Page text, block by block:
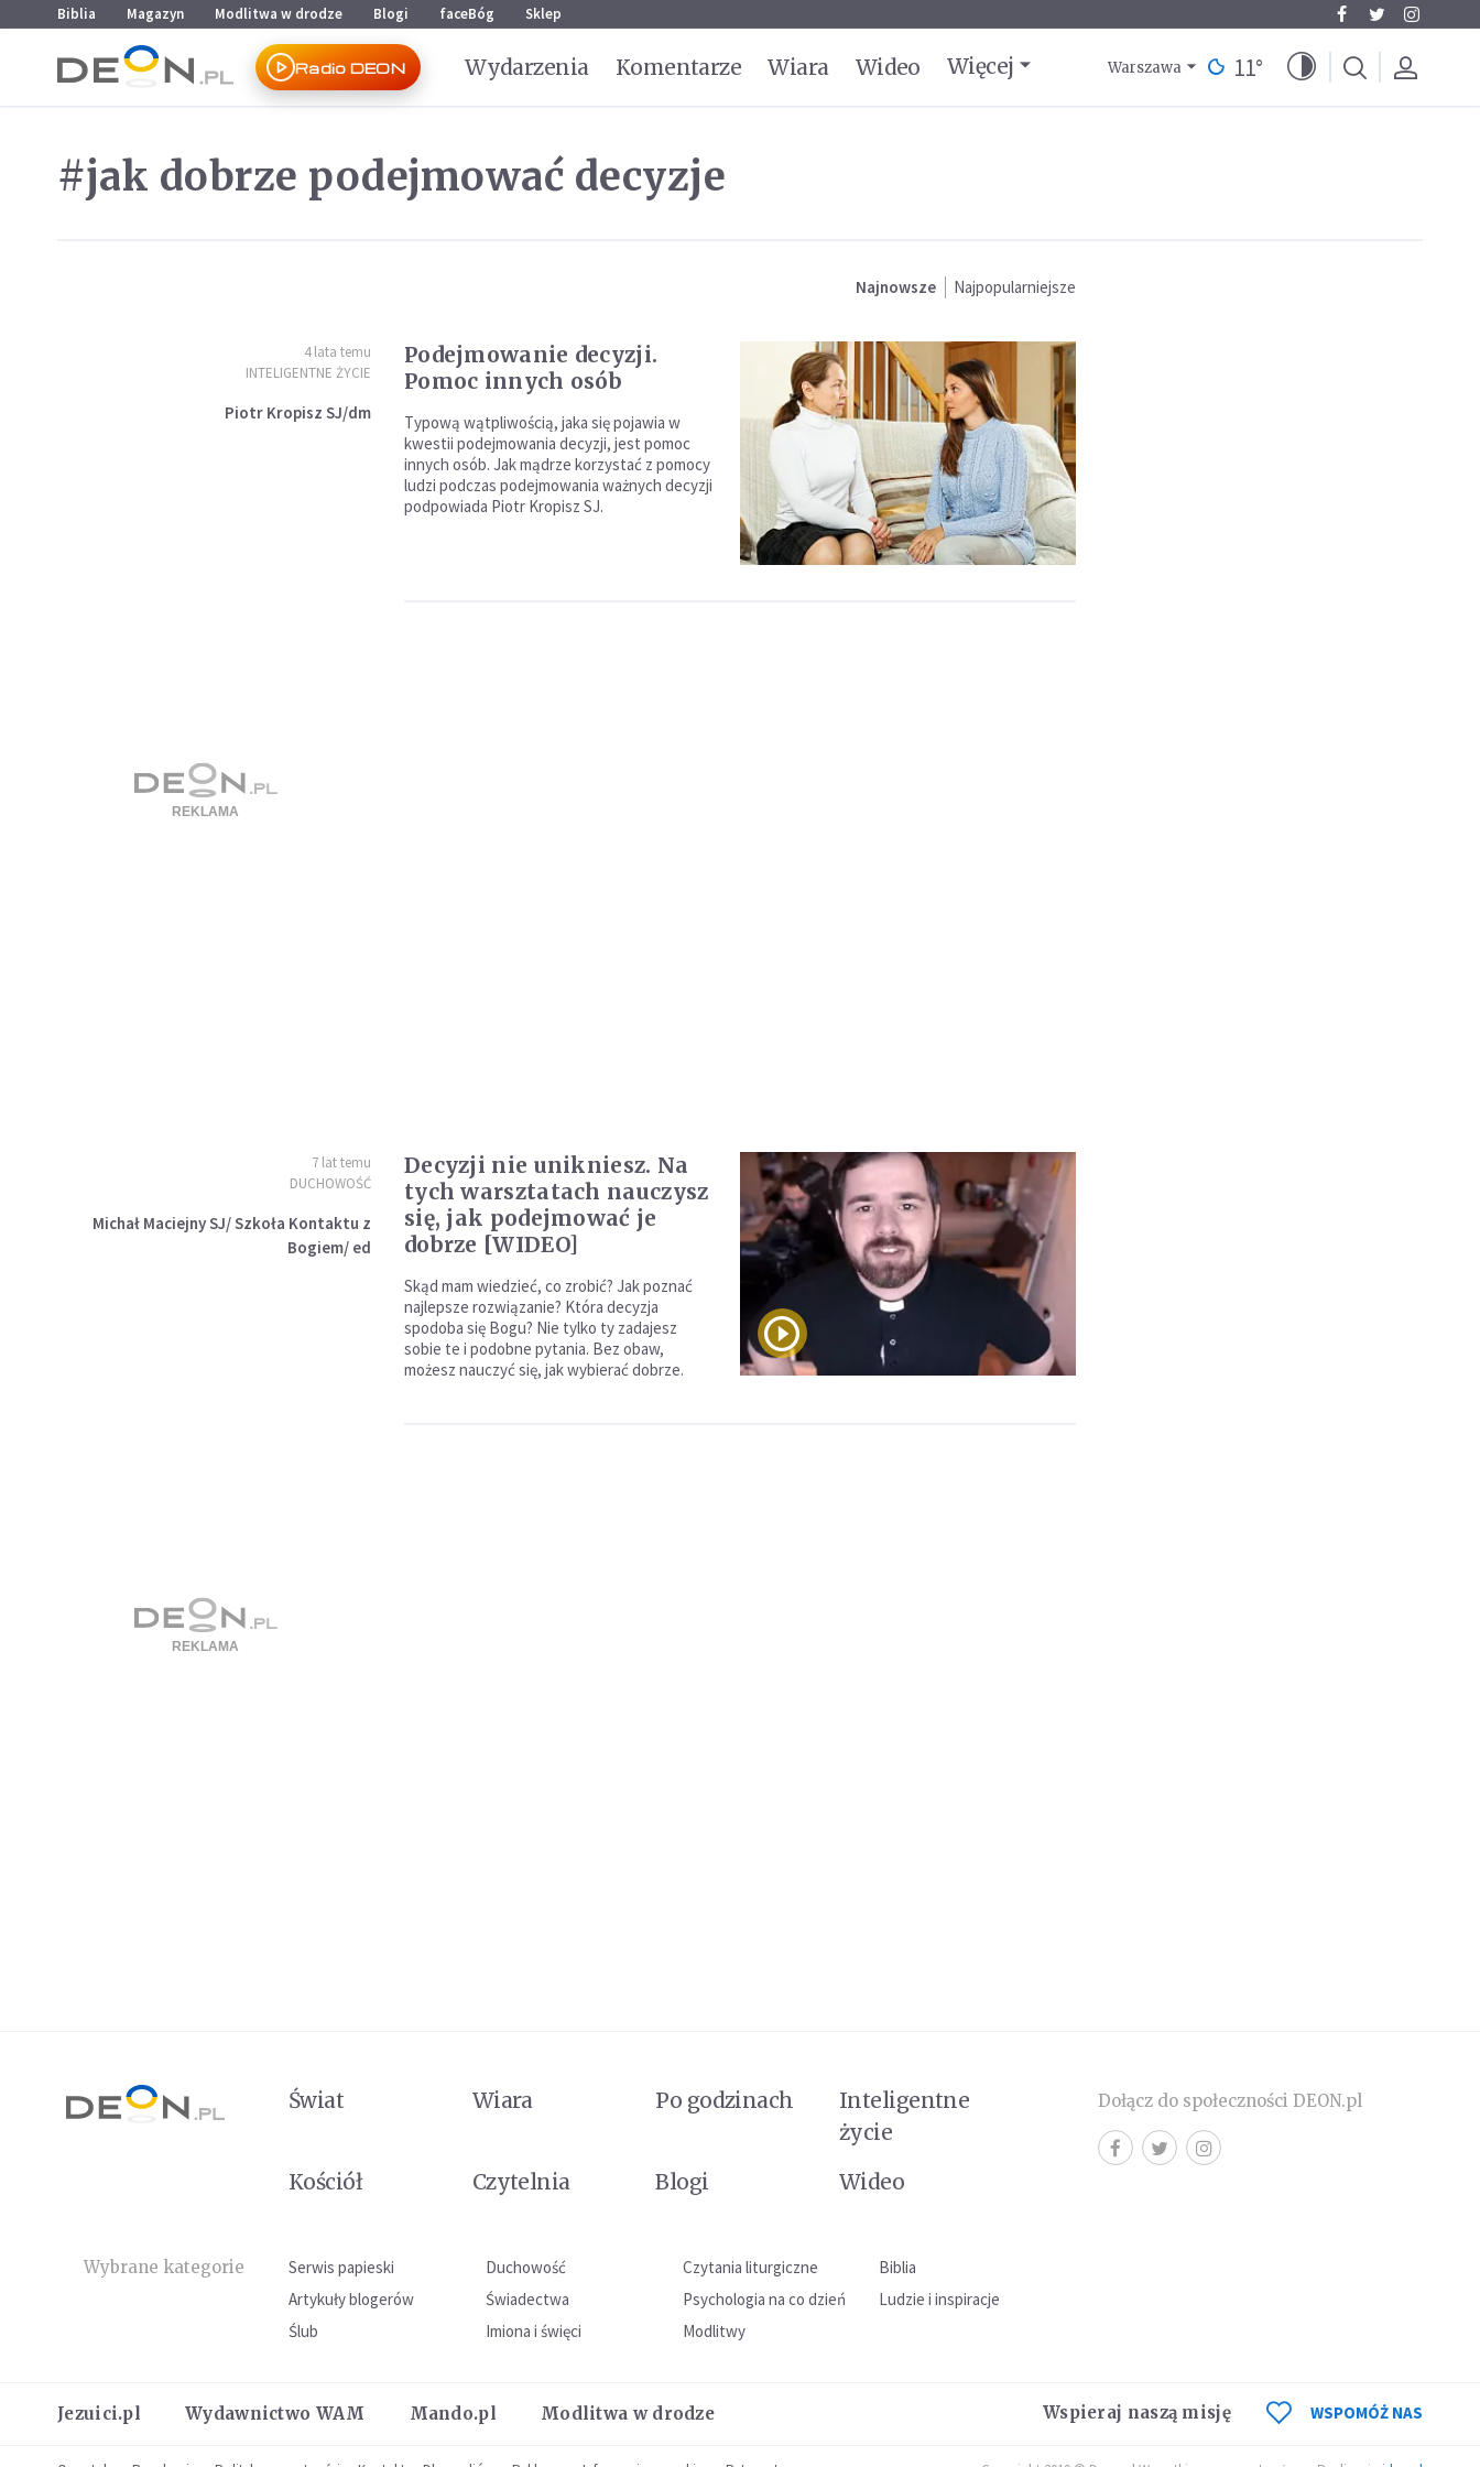
Przejdź do menu głównego
Przejdź do treści
Biblia Magazyn Modlitwa w drodze Blogi faceBóg Sklep
Radio DEON Wydarzenia Komentarze Wiara Wideo Więcej Warszawa 11°
#jak dobrze podejmować decyzje
Najnowsze Najpopularniejsze
4 lata temu
INTELIGENTNE ŻYCIE
Piotr Kropisz SJ/dm
Podejmowanie decyzji.
Pomoc innych osób
Typową wątpliwością, jaka się pojawia w
kwestii podejmowania decyzji, jest pomoc
innych osób. Jak mądrze korzystać z pomocy
ludzi podczas podejmowania ważnych decyzji
podpowiada Piotr Kropisz SJ.
7 lat temu
DUCHOWOŚĆ
Michał Maciejny SJ/ Szkoła Kontaktu z
Bogiem/ ed
Decyzji nie unikniesz. Na
tych warsztatach nauczysz
się, jak podejmować je
dobrze [WIDEO]
Skąd mam wiedzieć, co zrobić? Jak poznać
najlepsze rozwiązanie? Która decyzja
spodoba się Bogu? Nie tylko ty zadajesz
sobie te i podobne pytania. Bez obaw,
możesz nauczyć się, jak wybierać dobrze.
Świat Wiara Po godzinach
Inteligentne
życie
Kościół
Czytelnia Blogi Wideo
Wybrane kategorie Serwis papieski Duchowość Czytania liturgiczne
Biblia
Artykuły blogerów
Świadectwa Psychologia na co dzień
Ludzie i inspiracje
Ślub
Imiona i święci Modlitwy
Dołącz do społeczności DEON.pl
Jezuici.pl Wydawnictwo WAM Mando.pl Modlitwa w drodze Wspieraj naszą misję WSPOMÓŻ NAS